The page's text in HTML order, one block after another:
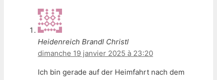
Heidenreich Brandl Christl
dimanche 19 janvier 2025 à 23:20
Ich bin gerade auf der Heimfahrt nach dem